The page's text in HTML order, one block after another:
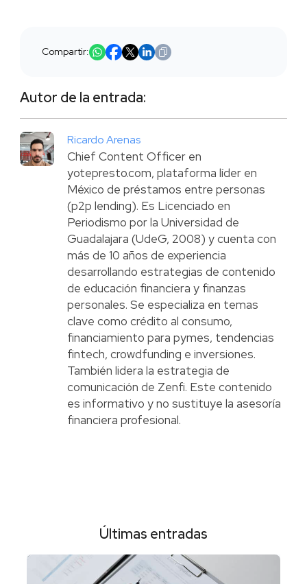
Compartir:
Autor de la entrada:
Ricardo Arenas
Chief Content Officer en
yotepresto.com, plataforma líder en
México de préstamos entre personas
(p2p lending). Es Licenciado en
Periodismo por la Universidad de
Guadalajara (UdeG, 2008) y cuenta con
más de 10 años de experiencia
desarrollando estrategias de contenido
de educación financiera y finanzas
personales. Se especializa en temas
clave como crédito al consumo,
financiamiento para pymes, tendencias
fintech, crowdfunding e inversiones.
También lidera la estrategia de
comunicación de Zenfi. Este contenido
es informativo y no sustituye la asesoría
financiera profesional.
Últimas entradas